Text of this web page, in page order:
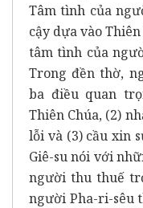
Tâm tình của
cậy dựa vào
tâm tình của
Trong đền thờ,
ba điều quan
Thiên Chúa, (2)
lỗi và (3) cầu xin
Giê-su nói với
người thu thuế
người Pha-ri-sêu